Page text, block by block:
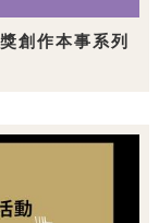
創作本事系列